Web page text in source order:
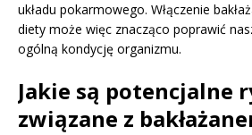
układu pokarmowego. Włączenie
diety może więc znacząco poprawić
ogólną kondycję organizmu.
Jakie są potencjalne
związane z